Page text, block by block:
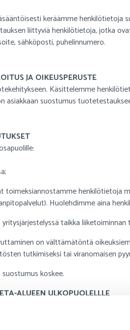
keräämme henkilötietoja
liittyviä henkilötietoja, jotka
sähköposti, puhelinnumero.
JA OIKEUSPERUSTE
Käsittelemme
asiakkaan suostumus
toimeksiannostamme henkilötietoja
Huolehdimme aina
taikka liiketoiminnan
on välttämätöntä
tutkimiseksi tai viranomaisen
koskee.
ALUEEN ULKOPUOLELLLE